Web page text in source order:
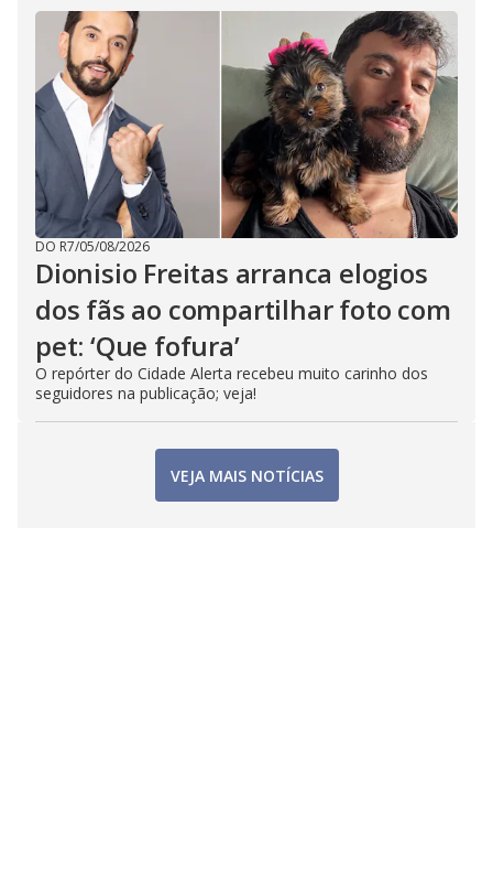
DO R7/05/08/2026
Dionisio Freitas arranca elogios
dos fãs ao compartilhar foto com
pet: ‘Que fofura’
O repórter do Cidade Alerta recebeu muito carinho dos
seguidores na publicação; veja!
VEJA MAIS NOTÍCIAS